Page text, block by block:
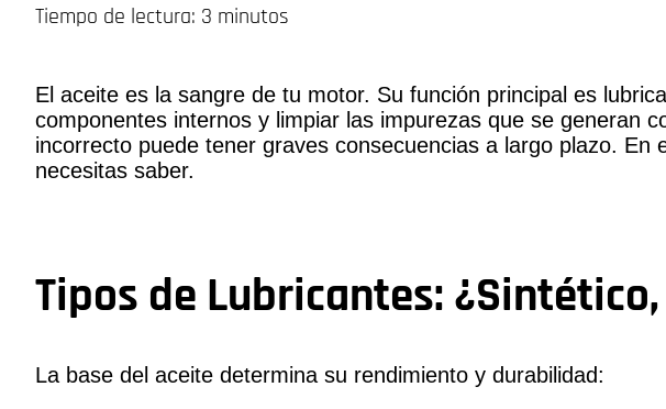
Tiempo de lectura: 3 minutos
El aceite es la sangre de tu motor. Su función principal es
componentes internos y limpiar las impurezas que se generan
incorrecto puede tener graves consecuencias a largo plazo.
necesitas saber.
Tipos de Lubricantes:
La base del aceite determina su rendimiento y durabilidad: